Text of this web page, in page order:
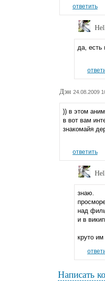
ответить
да, есть
Дэн 24.08.2009
)) в этом
в вот вам
знакомайя
ответить
знаю.
над
и в
круто
Написать